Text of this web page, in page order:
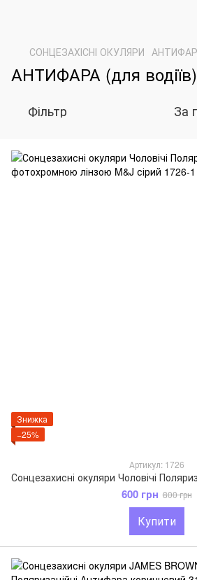
СОНЦЕЗАХІСНІ ОКУЛЯРИ
АНТИФАРА (для водіїв)
Фільтр За
Знижка
−25%
Артикул: 1726
600 грн 800 грн
Купити